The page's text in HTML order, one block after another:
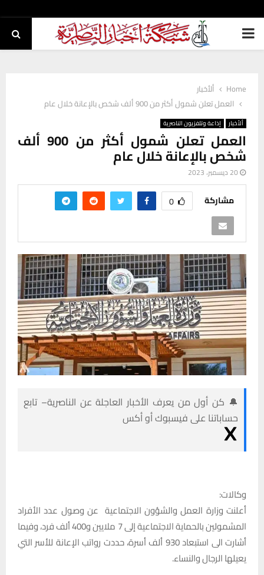
PRIMARY
Home
ألأخبار
العمل تعلن شمول أكثر من 900 ألف شخص بالإعانة خلال عام
ألأخبار إذاعة وتلفزيون الناصرية
العمل تعلن شمول أكثر من 900 ألف
شخص بالإعانة خلال عام
20 ديسمبر، 2023
مشاركة 0
🔔 كن أول من يعرف الأخبار العاجلة عن الناصرية– تابع
حساباتنا على فيسبوك أو أكس
وكالات:
أعلنت وزارة العمل والشؤون الاجتماعية عن وصول عدد الأفراد
المشمولين بالحماية الاجتماعية إلى 7 ملايين و400 ألف فرد، وفيما
أشارت الى استبعاد 930 ألف أسرة، حددت رواتب الإعانة للأسر التي
يعيلها الرجال والنساء.